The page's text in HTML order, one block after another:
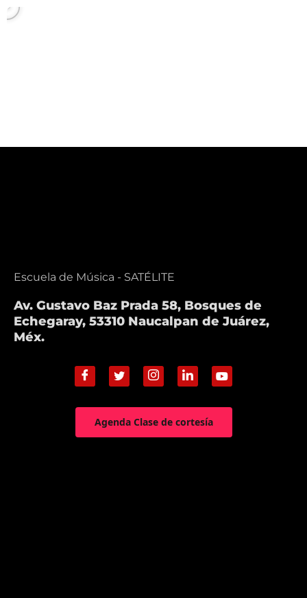
Escuela de Música - SATÉLITE
Av. Gustavo Baz Prada 58, Bosques de
Echegaray, 53310 Naucalpan de Juárez,
Méx.
Agenda Clase de cortesía